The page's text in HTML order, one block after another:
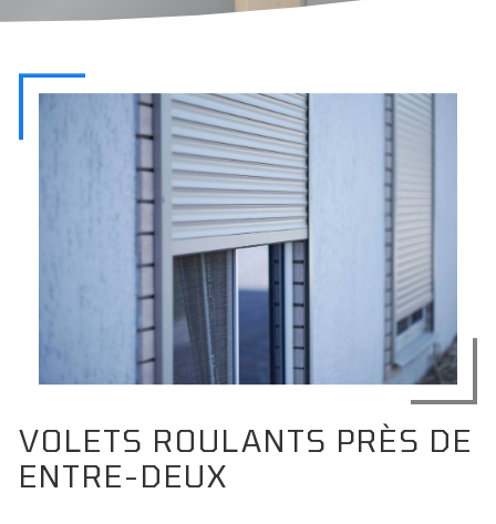
VOLETS ROULANTS PRÈS DE
ENTRE-DEUX